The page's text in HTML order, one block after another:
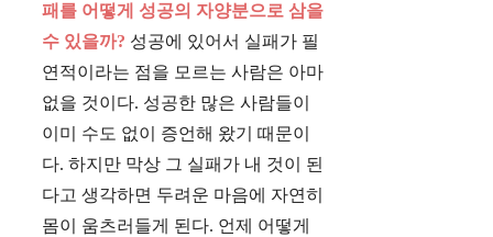
패를 어떻게 성공의 자양분으로 삼을
수 있을까? 성공에 있어서 실패가 필
연적이라는 점을 모르는 사람은 아마
없을 것이다. 성공한 많은 사람들이
이미 수도 없이 증언해 왔기 때문이
다. 하지만 막상 그 실패가 내 것이 된
다고 생각하면 두려운 마음에 자연히
몸이 움츠러들게 된다. 언제 어떻게